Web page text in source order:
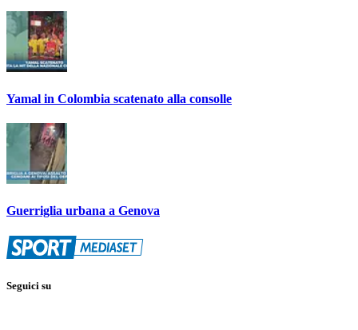
Yamal in Colombia scatenato alla consolle
Guerriglia urbana a Genova
Seguici su